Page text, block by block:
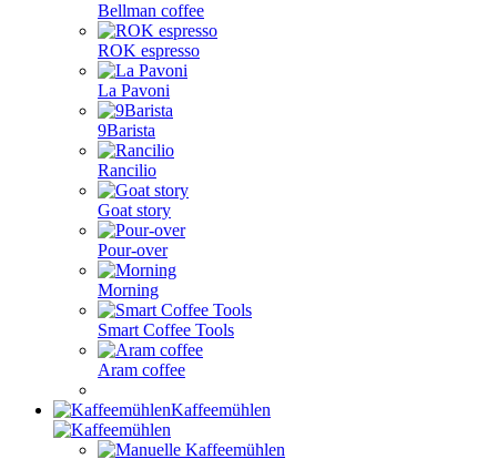
Bellman coffee
ROK espresso
La Pavoni
9Barista
Rancilio
Goat story
Pour-over
Morning
Smart Coffee Tools
Aram coffee
Kaffeemühlen